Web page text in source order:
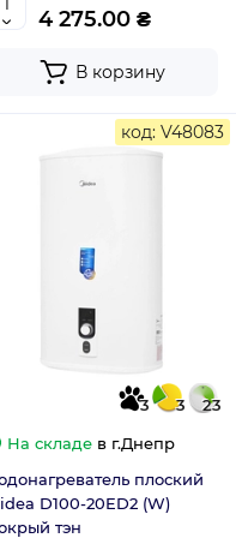
4 275.00 ₴
В корзину
код: V48083
3 3
23
На складе в г.Днепр
плоский
D100-20ED2 (W)
тэн